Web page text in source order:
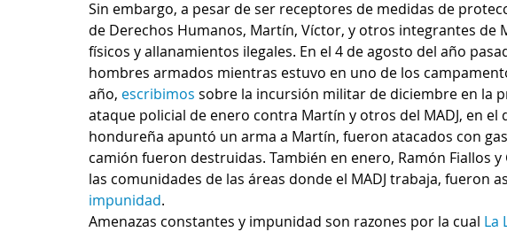
Sin embargo, a pesar de ser receptores de medidas de
de Derechos Humanos, Martín, Víctor, y otros integrantes de
físicos y allanamientos ilegales. En el 4 de agosto del año
hombres armados mientras estuvo en uno de los
año, escribimos sobre la incursión militar de diciembre en la
ataque policial de enero contra Martín y otros del MADJ, en el
hondureña apuntó un arma a Martín, fueron atacados con
camión fueron destruidas. También en enero, Ramón Fiallos
las comunidades de las áreas donde el MADJ trabaja, fueron
impunidad.
Amenazas constantes y impunidad son razones por la cual La